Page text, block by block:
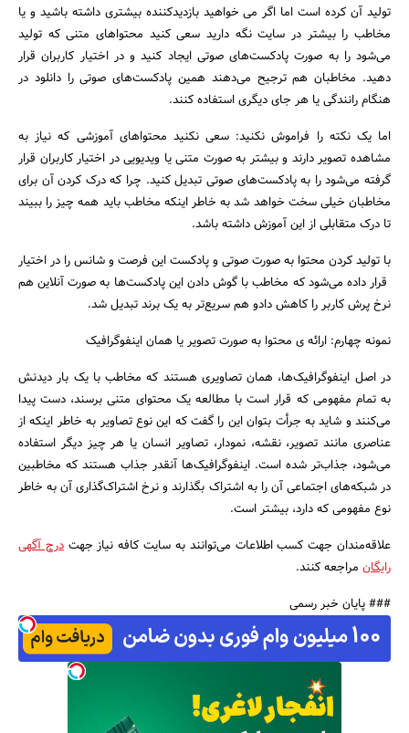
تولید آن کرده است اما اگر می خواهید بازدیدکننده بیشتری داشته باشید و یا
مخاطب را بیشتر در سایت نگه دارید سعی کنید محتواهای متنی که تولید
می‌شود را به صورت پادکست‌های صوتی ایجاد کنید و در اختیار کاربران قرار
دهید. مخاطبان هم ترجیح می‌دهند همین پادکست‌های صوتی را دانلود در
هنگام رانندگی یا هر جای دیگری استفاده کنند.
اما یک نکته را فراموش نکنید: سعی نکنید محتواهای آموزشی که نیاز به
مشاهده تصویر دارند و بیشتر به صورت متنی یا ویدیویی در اختیار کاربران قرار
گرفته می‌شود را به پادکست‌های صوتی تبدیل کنید. چرا که درک کردن آن برای
مخاطبان خیلی سخت خواهد شد به خاطر اینکه مخاطب باید همه چیز را ببیند
تا درک متقابلی از این آموزش داشته باشد.
با تولید کردن محتوا به صورت صوتی و پادکست این فرصت و شانس را در اختیار
قرار داده می‌شود که مخاطب با گوش دادن این پادکست‌ها به صورت آنلاین هم
نرخ پرش کاربر را کاهش دادو هم سریع‌تر به یک برند تبدیل شد.
نمونه چهارم: ارائه ی محتوا به صورت تصویر یا همان اینفوگرافیک
در اصل اینفوگرافیک‌ها، همان تصاویری هستند که مخاطب با یک بار دیدنش
به تمام مفهومی که قرار است با مطالعه یک محتوای متنی برسند، دست پیدا
می‌کنند و شاید به جرأت بتوان این را گفت که این نوع تصاویر به خاطر اینکه از
عناصری مانند تصویر، نقشه، نمودار، تصاویر انسان یا هر چیز دیگر استفاده
می‌شود، جذاب‌تر شده است. اینفوگرافیک‌ها آنقدر جذاب هستند که مخاطبین
در شبکه‌های اجتماعی آن را به اشتراک بگذارند و نرخ اشتراک‌گذاری آن به خاطر
نوع مفهومی که دارد، بیشتر است.
علاقه‌مندان جهت کسب اطلاعات می‌توانند به سایت کافه نیاز جهتدرج آگهی
رایگان مراجعه کنند.
### پایان خبر رسمی